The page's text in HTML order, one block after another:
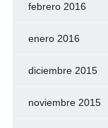
febrero 2016
enero 2016
diciembre 2015
noviembre 2015